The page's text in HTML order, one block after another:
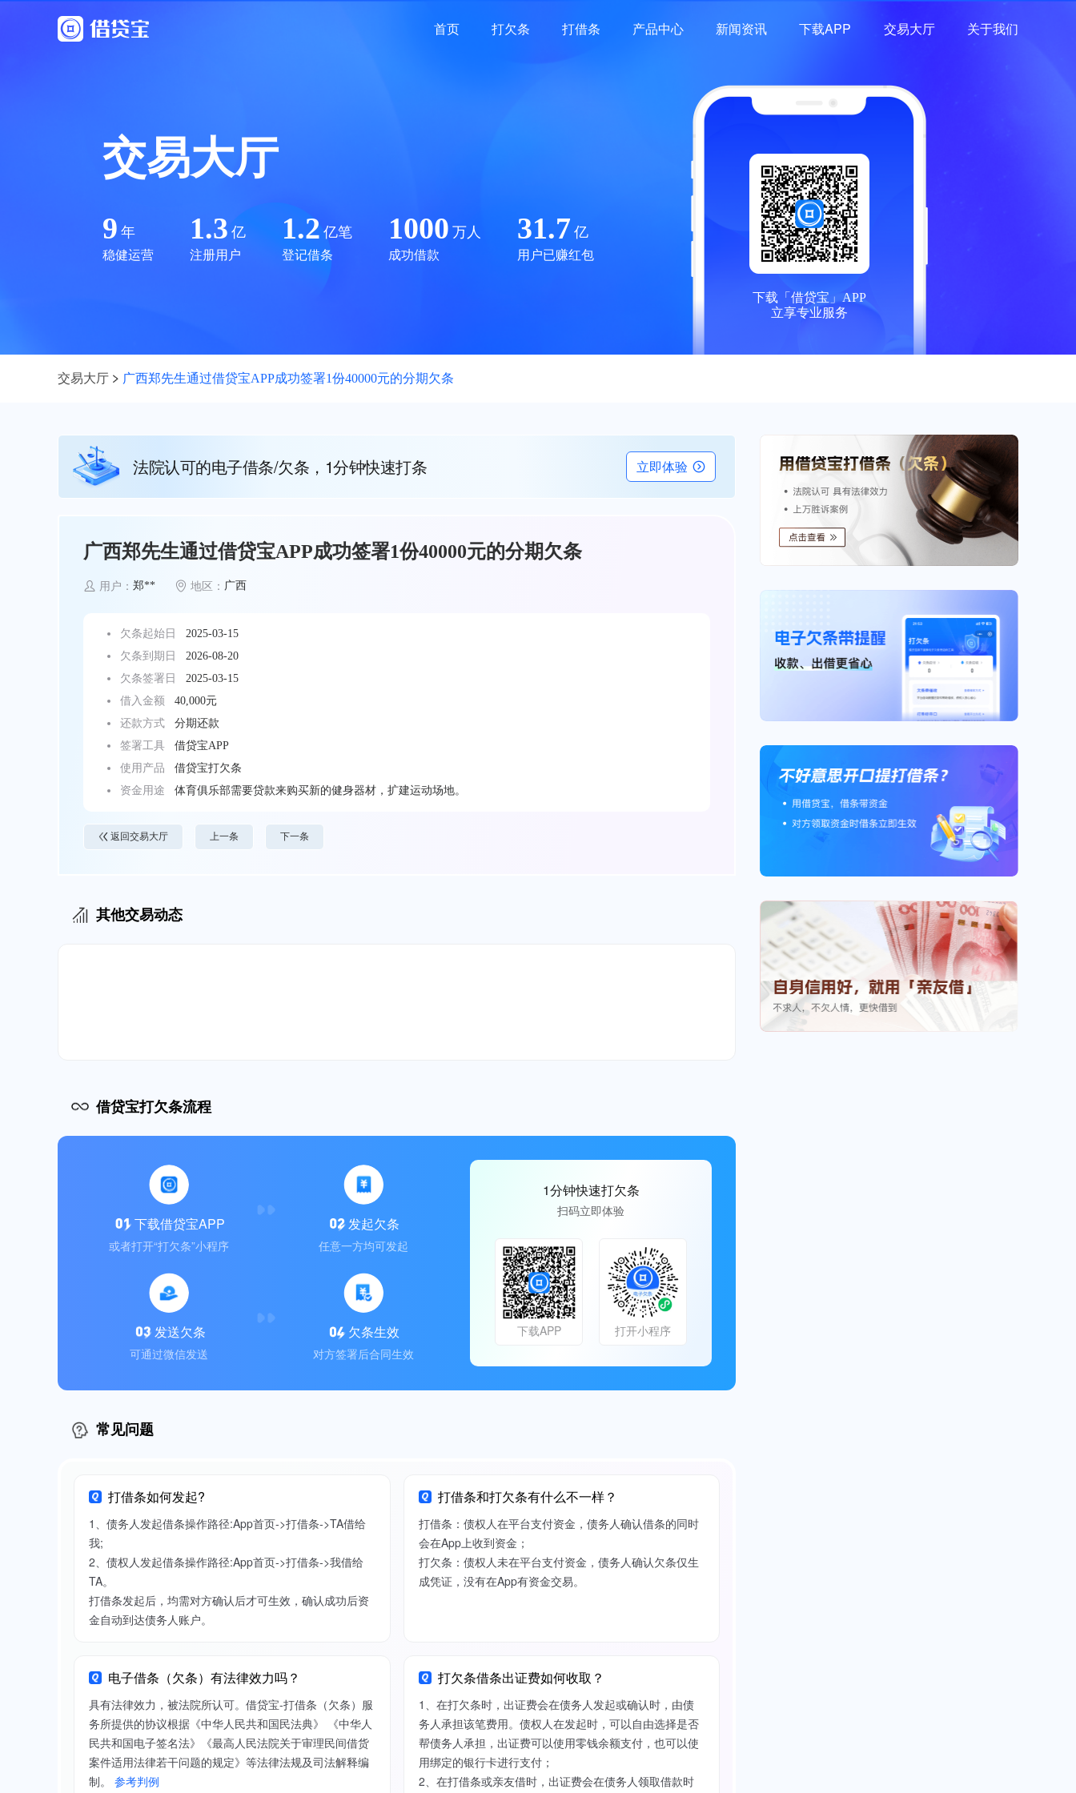
首页 打欠条 打借条 产品中心 新闻资讯 下载APP 交易大厅 关于我们
交易大厅
9 年
稳健运营
1.3 亿
注册用户
1.2 亿笔
登记借条
1000 万人
成功借款
31.7 亿
用户已赚红包
下载「借贷宝」APP
立享专业服务
交易大厅 广西郑先生通过借贷宝APP成功签署1份40000元的分期欠条
法院认可的电子借条/欠条，1分钟快速打条 立即体验
广西郑先生通过借贷宝APP成功签署1份40000元的分期欠条
用户： 郑** 地区： 广西
欠条起始日
2025-03-15
欠条到期日
2026-08-20
欠条签署日
2025-03-15
借入金额
40,000元
还款方式
分期还款
签署工具
借贷宝APP
使用产品
借贷宝打欠条
资金用途
体育俱乐部需要贷款来购买新的健身器材，扩建运动场地。
返回交易大厅 上一条 下一条
其他交易动态
借贷宝打欠条流程
下载借贷宝APP
或者打开“打欠条”小程序
发起欠条
任意一方均可发起
发送欠条
可通过微信发送
欠条生效
对方签署后合同生效
1分钟快速打欠条
扫码立即体验
下载APP 打开小程序
常见问题
打借条如何发起?
1、债务人发起借条操作路径:App首页->打借条->TA借给
我;
2、债权人发起借条操作路径:App首页->打借条->我借给
TA。
打借条发起后，均需对方确认后才可生效，确认成功后资
金自动到达债务人账户。
打借条和打欠条有什么不一样？
打借条：债权人在平台支付资金，债务人确认借条的同时
会在App上收到资金；
打欠条：债权人未在平台支付资金，债务人确认欠条仅生
成凭证，没有在App有资金交易。
电子借条（欠条）有法律效力吗？
具有法律效力，被法院所认可。借贷宝-打借条（欠条）服
务所提供的协议根据《中华人民共和国民法典》 《中华人
民共和国电子签名法》《最高人民法院关于审理民间借货
案件适用法律若干问题的规定》等法律法规及司法解释编
制。 参考判例
打欠条借条出证费如何收取？
1、在打欠条时，出证费会在债务人发起或确认时，由债
务人承担该笔费用。债权人在发起时，可以自由选择是否
帮债务人承担，出证费可以使用零钱余额支付，也可以使
用绑定的银行卡进行支付；
2、在打借条或亲友借时，出证费会在债务人领取借款时